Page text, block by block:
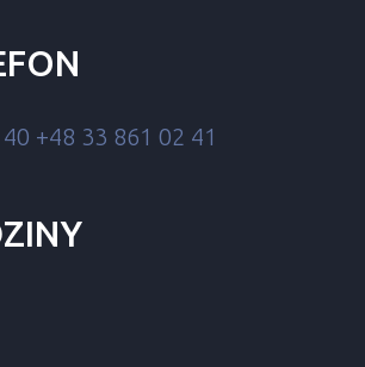
+48 33 861 02 41